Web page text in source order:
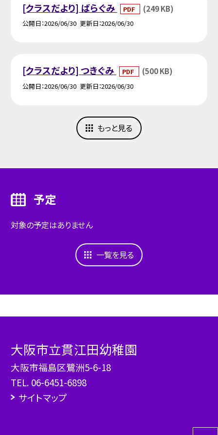
[クラスだより] ばらぐみ PDF (249 KB)
公開日 2026/06/30 更新日 2026/06/30
[クラスだより] つきぐみ PDF (500 KB)
公開日 2026/06/30 更新日 2026/06/30
もっと見る
予定
対象の予定はありません
一覧を見る
大阪市立貫江田幼稚園
大阪市福島区鷺洲5-6-18
TEL. 06-6451-6898
サイトマップ